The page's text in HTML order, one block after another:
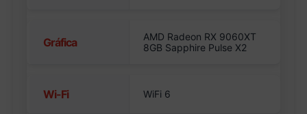
Gráfica
AMD Radeon RX 9060XT
8GB Sapphire Pulse X2
Wi-Fi WiFi 6